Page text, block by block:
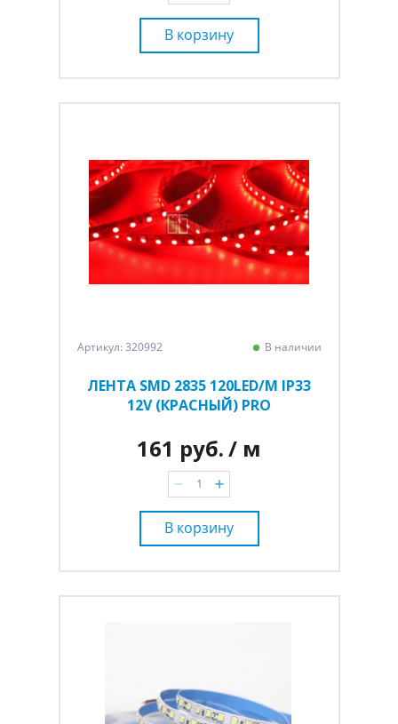
В корзину
Артикул: 320992 В наличии
ЛЕНТА SMD 2835 120LED/M IP33
12V (КРАСНЫЙ) PRO
161 руб./ м
В корзину